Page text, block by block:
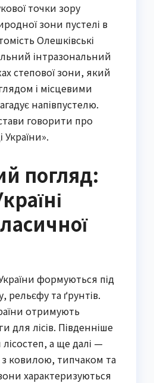
точки зору
зони пустелі в
Олешківські
інтразональний
степової зони, який
і місцевими
напівпустелю.
говорити про
України».
погляд:
формуються під
рельєфу та ґрунтів.
отримують
для лісів. Південніше
а ще далі —
ковилою, типчаком та
характеризуються